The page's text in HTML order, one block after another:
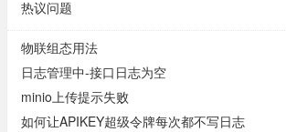
热议问题
物联组态用法
日志管理中-接口日志为空
minio上传提示失败
如何让APIKEY超级令牌每次都不写日志